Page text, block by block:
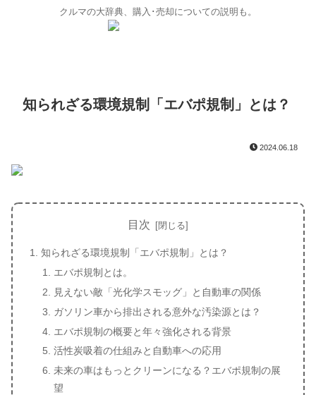
クルマの大辞典、購入･売却についての説明も。
知られざる環境規制「エバポ規制」とは？
2024.06.18
目次
知られざる環境規制「エバポ規制」とは？
エバポ規制とは。
見えない敵「光化学スモッグ」と自動車の関係
ガソリン車から排出される意外な汚染源とは？
エバポ規制の概要と年々強化される背景
活性炭吸着の仕組みと自動車への応用
未来の車はもっとクリーンになる？エバポ規制の展
望